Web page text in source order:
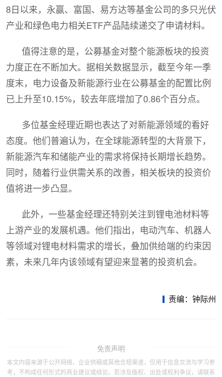
8日以来，永赢、富国、易方达等基金公司的多只光伏
产业和绿色电力相关ETF产品陆续递交了申请材料。
值得注意的是，公募基金对整个能源板块的投资
力度正在不断加大。据相关数据显示，截至今年一季
度末，电力设备及新能源行业在公募基金的配置比例
已上升至10.15%，较去年底增加了0.86个百分点。
多位基金经理近期也表达了对新能源领域的看好
态度。他们普遍认为，在全球能源转型的大背景下，
新能源汽车和储能产业的需求将保持长期增长趋势。
同时，随着行业供需关系的改善，相关板块的投资价
值将进一步凸显。
此外，一些基金经理还特别关注到锂电池材料等
上游产业的发展机遇。他们指出，电动汽车、机器人
等领域对锂电材料需求的增长，叠加供给端的约束因
素，未来几年内该领域有望迎来显著的投资机会。
责编：钟际州
免责声明
本文内容来源于公开网络、企业供稿或其他合规渠道，仅用于信息交流与学习参
考，不构成任何形式的商业建议或结论。若涉及版权、出处或权利争议，请联系